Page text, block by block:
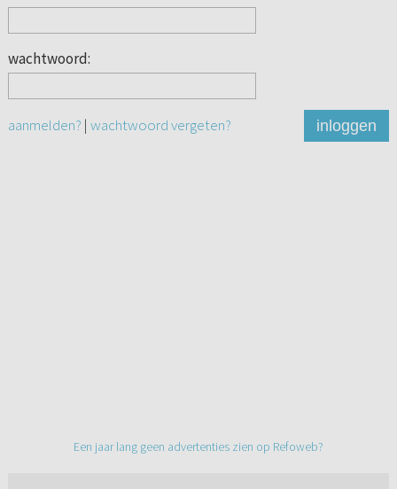
wachtwoord:
aanmelden? | wachtwoord vergeten? inloggen
Een jaar lang geen advertenties zien op Refoweb?